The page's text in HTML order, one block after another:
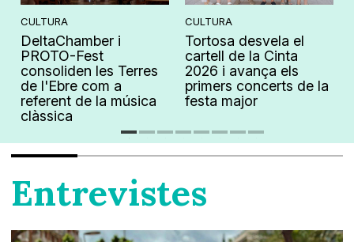
CULTURA
DeltaChamber i
PROTO-Fest
consoliden les Terres
de l'Ebre com a
referent de la música
clàssica
CULTURA
Tortosa desvela el
cartell de la Cinta
2026 i avança els
primers concerts de la
festa major
Entrevistes